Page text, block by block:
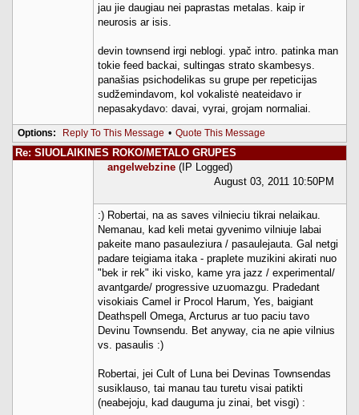
jau jie daugiau nei paprastas metalas. kaip ir
neurosis ar isis.
devin townsend irgi neblogi. ypač intro. patinka man
tokie feed backai, sultingas strato skambesys.
panašias psichodelikas su grupe per repeticijas
sudžemindavom, kol vokalistė neateidavo ir
nepasakydavo: davai, vyrai, grojam normaliai.
Options: Reply To This Message • Quote This Message
Re: SIUOLAIKINES ROKO/METALO GRUPES
angelwebzine (IP Logged)
August 03, 2011 10:50PM
:) Robertai, na as saves vilnieciu tikrai nelaikau.
Nemanau, kad keli metai gyvenimo vilniuje labai
pakeite mano pasauleziura / pasaulejauta. Gal netgi
padare teigiama itaka - praplete muzikini akirati nuo
"bek ir rek" iki visko, kame yra jazz / experimental/
avantgarde/ progressive uzuomazgu. Pradedant
visokiais Camel ir Procol Harum, Yes, baigiant
Deathspell Omega, Arcturus ar tuo paciu tavo
Devinu Townsendu. Bet anyway, cia ne apie vilnius
vs. pasaulis :)
Robertai, jei Cult of Luna bei Devinas Townsendas
susiklauso, tai manau tau turetu visai patikti
(neabejoju, kad dauguma ju zinai, bet visgi) :